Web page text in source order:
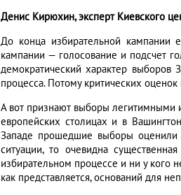
Денис Кирюхин, эксперт Киевского
До конца избирательной кампании
кампании — голосование и подсчет
демократический характер выборов
процесса. Потому критических
А вот признают выборы легитимными
европейских столицах и в
Западе прошедшие выборы оценили
ситуации, то очевидна
избирательном процессе и ни у кого
как представляется, оснований для